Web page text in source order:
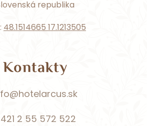
republika
48.1514665 17.1213505
Kontakty
2 55 572 522